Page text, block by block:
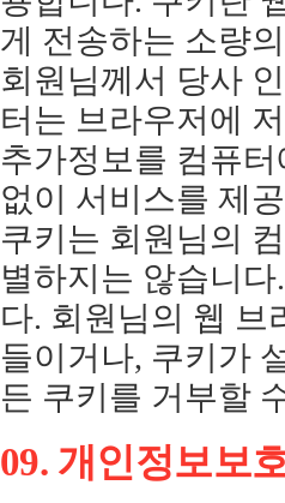
게 전송하는 소량
회원님께서 당사
터는 브라우저에
추가정보를 컴퓨
없이 서비스를 제
쿠키는 회원님의
별하지는 않습니
다. 회원님의 웹 브
들이거나, 쿠키가
든 쿠키를 거부할
09. 개인정보보